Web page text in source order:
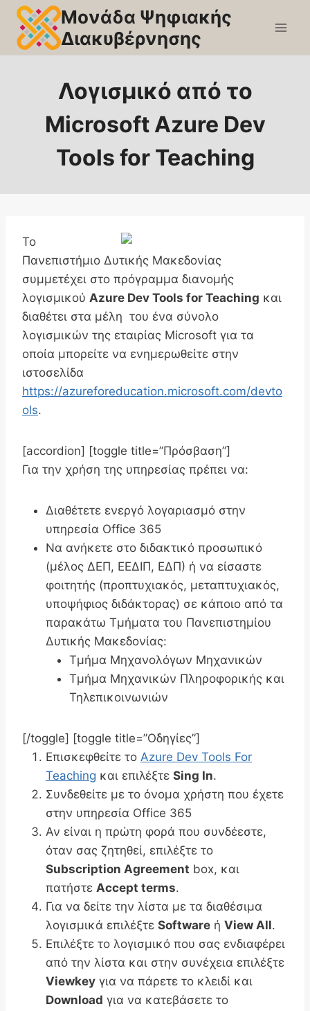
Skip
content
Μονάδα Ψηφιακής
Διακυβέρνησης
Λογισμικό από το
Microsoft Azure Dev
Tools for Teaching
Το
Πανεπιστήμιο Δυτικής Μακεδονίας
συμμετέχει στο πρόγραμμα διανομής
λογισμικού Azure Dev Tools for Teaching και
διαθέτει στα μέλη του ένα σύνολο
λογισμικών της εταιρίας Microsoft για τα
οποία μπορείτε να ενημερωθείτε στην
ιστοσελίδα
https://azureforeducation.microsoft.com/devto
ols.
[accordion] [toggle title=”Πρόσβαση”]
Για την χρήση της υπηρεσίας πρέπει να:
Διαθέτετε ενεργό λογαριασμό στην
υπηρεσία Office 365
Να ανήκετε στο διδακτικό προσωπικό
(μέλος ΔΕΠ, ΕΕΔΙΠ, ΕΔΠ) ή να είσαστε
φοιτητής (προπτυχιακός, μεταπτυχιακός,
υποψήφιος διδάκτορας) σε κάποιο από τα
παρακάτω Τμήματα του Πανεπιστημίου
Δυτικής Μακεδονίας:
Τμήμα Μηχανολόγων Μηχανικών
Τμήμα Μηχανικών Πληροφορικής και
Τηλεπικοινωνιών
[/toggle] [toggle title=”Οδηγίες”]
Επισκεφθείτε το Azure Dev Tools For
Teaching και επιλέξτε Sing In.
Συνδεθείτε με το όνομα χρήστη που έχετε
στην υπηρεσία Office 365
Αν είναι η πρώτη φορά που συνδέεστε,
όταν σας ζητηθεί, επιλέξτε το
Subscription Agreement box, και
πατήστε Accept terms.
Για να δείτε την λίστα με τα διαθέσιμα
λογισμικά επιλέξτε Software ή View All.
Επιλέξτε το λογισμικό που σας ενδιαφέρει
από την λίστα και στην συνέχεια επιλέξτε
Viewkey για να πάρετε το κλειδί και
Download για να κατεβάσετε το